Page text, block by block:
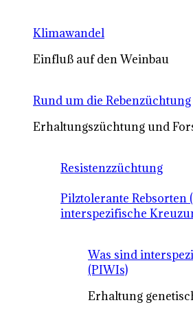
Klimawandel
Einfluß auf den Weinbau
Rund um die Rebenzüchtung
Erhaltungszüchtung und
Resistenzzüchtung
Pilztolerante Rebsorten
interspezifische
Was sind
(PIWIs)
Erhaltung